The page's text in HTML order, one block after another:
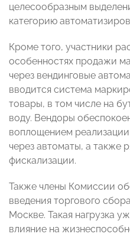
целесообразным
категорию
Кроме того, участники
особенностях продажи
через вендинговые
вводится система
товары, в том числе на
воду. Вендоры
воплощением
через автоматы, а также
фискализации.
Также члены Комиссии
введения торгового
Москве. Такая нагрузка
влияние на